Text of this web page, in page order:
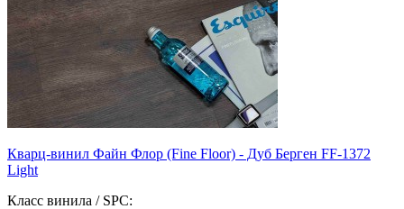
Кварц-винил Файн Флор (Fine Floor) - Дуб Берген FF-1372
Light
Класс винила / SPC: